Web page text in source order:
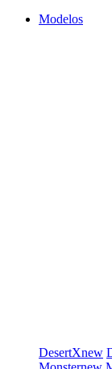
Modelos
DesertXnew